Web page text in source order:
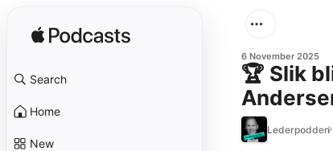
Search
Home
New
6 November 2025
🏆 Slik
Lederpodden